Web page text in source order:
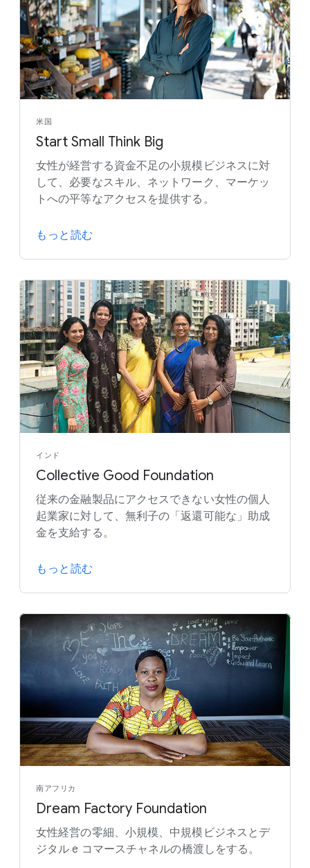
米国
Start Small Think Big
女性が経営する資金不足の小規模ビジネスに対
して、必要なスキル、ネットワーク、マーケッ
トへの平等なアクセスを提供する。
もっと読む
インド
Collective Good Foundation
従来の金融製品にアクセスできない女性の個人
起業家に対して、無利子の「返還可能な」助成
金を支給する。
もっと読む
南アフリカ
Dream Factory Foundation
女性経営の零細、小規模、中規模ビジネスとデ
ジタル e コマースチャネルの橋渡しをする。